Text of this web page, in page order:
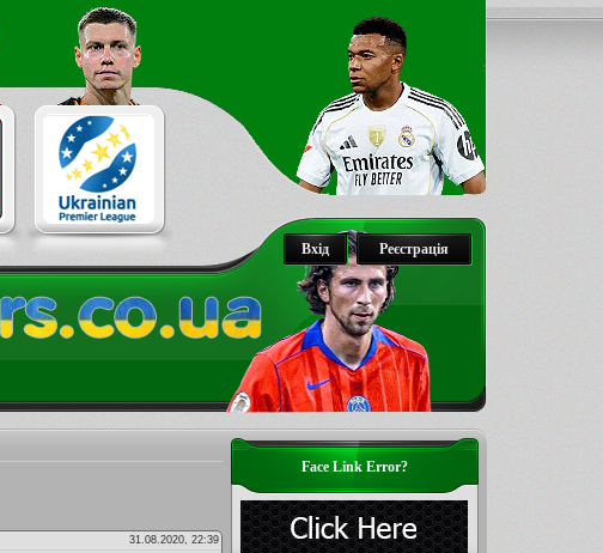
Реєстрація
Вхід
31.08.2020, 22:39
Face Link Error?